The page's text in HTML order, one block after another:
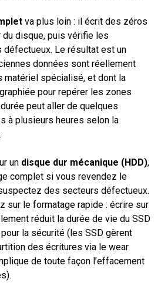
va plus loin : il écrit des zéros
du disque, puis vérifie les
Le résultat est un
données sont réellement
matériel spécialisé, et dont la
pour repérer les zones
peut aller de quelques
à plusieurs heures selon la
un disque dur mécanique (HDD),
complet si vous revendez le
des secteurs défectueux.
sur le formatage rapide : écrire sur
réduit la durée de vie du SSD
la sécurité (les SSD gèrent
des écritures via le wear
de toute façon l’effacement